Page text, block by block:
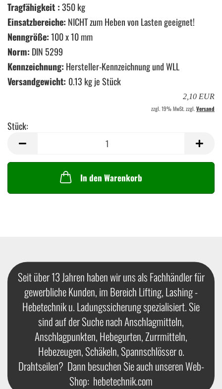
Tragfähigkeit :350 kg
Einsatzbereiche: NICHT zum Heben von Lasten geeignet!
Nenngröße:100 x 10 mm
Norm: DIN 5299
Kennzeichnung: Hersteller-Kennzeichnung und WLL
Versandgewicht: 0.13 kg je Stück
2,10 EUR
zzgl. 19% MwSt. zzgl.Versand
Stück:
In den Warenkorb
Seit über 13 Jahren haben wir uns als Fachhändler für
gewerbliche Kunden, im Bereich Lifting, Lashing -
Hebetechnik u. Ladungssicherung spezialisiert. Sie
sind auf der Suche nach Anschlagmitteln,
Anschlagpunkten, Hebegurten, Zurrmitteln,
Hebezeugen, Schäkeln, Spannschlösser o.
Drahtseilen? Dann besuchen Sie auch unseren Web-
Shop: hebetechnik.com